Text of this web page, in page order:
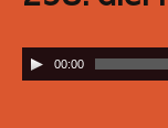
00:00